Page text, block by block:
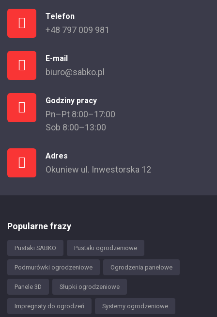
Telefon
+48 797 009 981
E-mail
biuro@sabko.pl
Godziny pracy
Pn–Pt 8:00–17:00
Sob 8:00–13:00
Adres
Okuniew ul. Inwestorska 12
Popularne frazy
Pustaki SABKO Pustaki ogrodzeniowe
Podmurówki ogrodzeniowe Ogrodzenia panelowe
Panele 3D Słupki ogrodzeniowe
Impregnaty do ogrodzeń Systemy ogrodzeniowe